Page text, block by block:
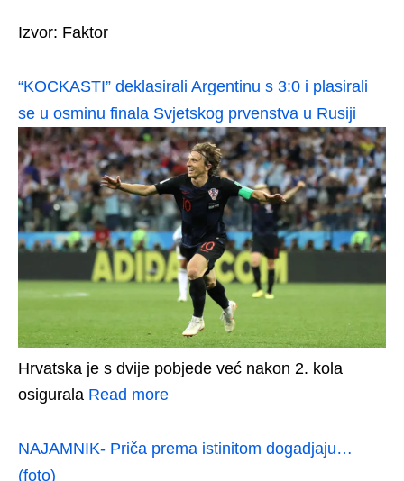
Izvor: Faktor
“KOCKASTI” deklasirali Argentinu s 3:0 i plasirali
se u osminu finala Svjetskog prvenstva u Rusiji
Hrvatska je s dvije pobjede već nakon 2. kola
osigurala Read more
NAJAMNIK- Priča prema istinitom dogadjaju…
(foto)